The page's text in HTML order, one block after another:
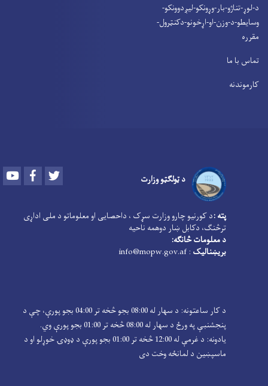
د-لوړ-تناژو-بار-وړونکو-لیږدوونکو-
وسایطو-د-وزن-او-اړخونو-دکنټرول-
مقرره
تماس با ما
کارموندنه
د ټولګټو وزارت Youtube Facebook
پته :د کورنیو چارو وزارت سړک ، داحصایی او معلوماتو د ملی اداړی
ترڅنګ، دکابل ښار دوهمه ناحیه
د معلومات څانګه:
بریښنالیک : info@mopw.gov.af
د کار ساعتونه: د سهار له 08:00 بجو څخه تر 04:00 بجو پورې، چې د
پنجشنبې په ورځ د سهار له 08:00 څخه تر 01:00 بجو پورې وي.
یادونه: د غرمې له 12:00 څخه تر 01:00 بجو پورې د ډوډۍ خوړلو او د
ماسپښین د لمانځه وخت دی